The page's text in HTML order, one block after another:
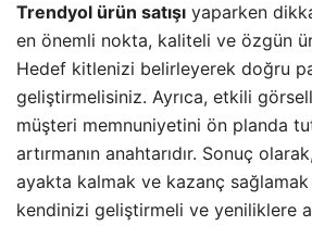
Trendyol ürün satışı yaparken
en önemli nokta, kaliteli ve özgün
Hedef kitlenizi belirleyerek doğru
geliştirmelisiniz. Ayrıca, etkili
müşteri memnuniyetini ön planda
artırmanın anahtarıdır. Sonuç
ayakta kalmak ve kazanç
kendinizi geliştirmeli ve yeniliklere